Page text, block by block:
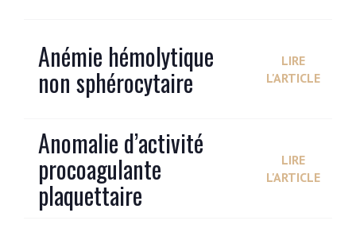
Anémie hémolytique
non sphérocytaire
LIRE
L'ARTICLE
Anomalie d’activité
procoagulante
plaquettaire
LIRE
L'ARTICLE